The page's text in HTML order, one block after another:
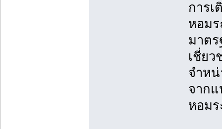
การเ
หอมร
มาตร
เชี่ย
จำห
จากแ
หอมร